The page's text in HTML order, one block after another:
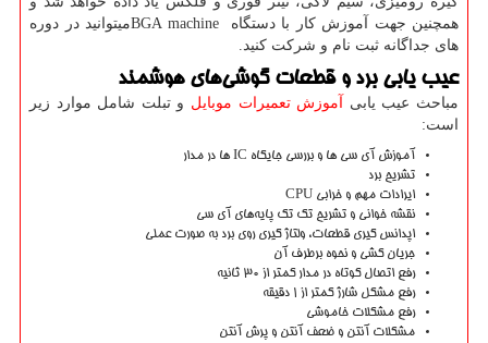
همچنین جهت آموزش کار با دستگاه
BGA machineمیتوانید در دوره
های جداگانه ثبت نام و شرکت کنید.
عیب یابی برد و قطعات گوشی‌های هوشمند
مباحث عیب یابی آموزش تعمیرات موبایل و تبلت شامل موارد زیر
است:
آموزش آی سی ها و بررسی جایگاه IC ها در مدار
تشریح برد
ایرادات مهم و خرابی CPU
نقشه خوانی و تشریح تک تک پایه‌های آی سی‌
اپدانس گیری قطعات، ولتاژ گیری روی برد به صورت عملی
جریان کشی و نحوه برطرف آن
رفع اتصال کوتاه در مدار کمتر از 30 ثانیه
رفع مشکل شارژ کمتر از 1 دقیقه
رفع مشکلات خاموشی
مشکلات آنتن و ضعف آنتن و پرش آنتن